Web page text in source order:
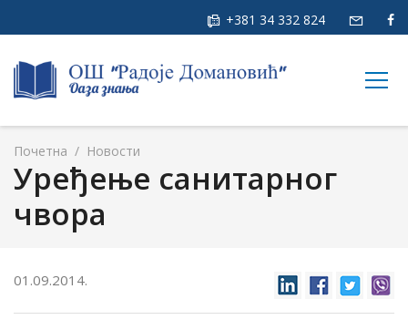
+381 34 332 824
Почетна / Новости
Уређење санитарног
чвора
01.09.2014.